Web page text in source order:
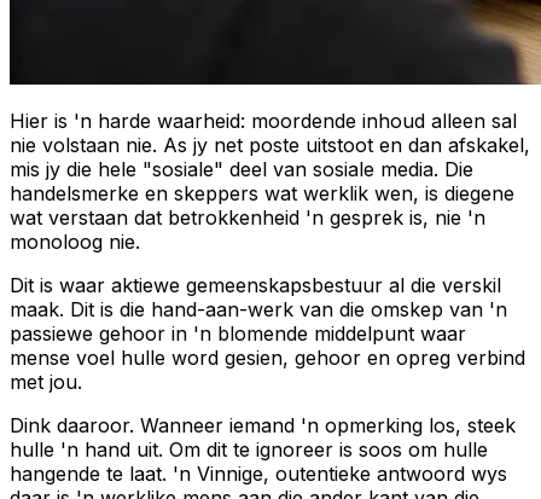
Hier is 'n harde waarheid: moordende inhoud alleen sal
nie volstaan nie. As jy net poste uitstoot en dan afskakel,
mis jy die hele "sosiale" deel van sosiale media. Die
handelsmerke en skeppers wat werklik wen, is diegene
wat verstaan dat betrokkenheid 'n gesprek is, nie 'n
monoloog nie.
Dit is waar aktiewe gemeenskapsbestuur al die verskil
maak. Dit is die hand-aan-werk van die omskep van 'n
passiewe gehoor in 'n blomende middelpunt waar
mense voel hulle word gesien, gehoor en opreg verbind
met jou.
Dink daaroor. Wanneer iemand 'n opmerking los, steek
hulle 'n hand uit. Om dit te ignoreer is soos om hulle
hangende te laat. 'n Vinnige, outentieke antwoord wys